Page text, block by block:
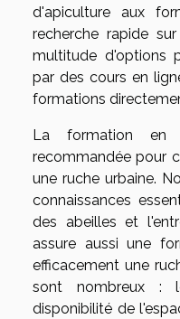
d'apiculture aux
recherche rapide
multitude d'options
par des cours en
formations
La formation en
recommandée pour
une ruche urbaine.
connaissances
des abeilles et
assure aussi une
efficacement une
sont nombreux :
disponibilité de